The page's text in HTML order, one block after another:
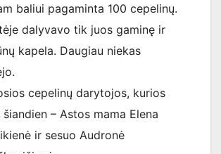
baliui pagaminta 100 cepelinų.
dalyvavo tik juos gaminę ir
kapela. Daugiau niekas
cepelinų darytojos, kurios
– Astos mama Elena
ir sesuo Audronė